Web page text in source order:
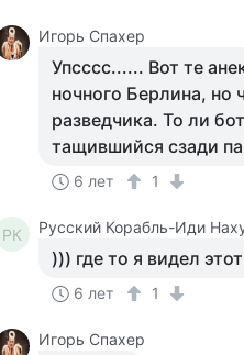
Игорь Спахер
Упсссс...... Вот те
ночного Берлина, но
разведчика. То ли
тащившийся сзади
6 лет 1
РК Русский Корабль-Иди
))) где то я видел
6 лет 1
Игорь Спахер